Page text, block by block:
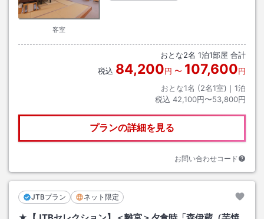
客室
おとな2名 1泊1部屋 合計
税込 84,200円 〜 107,600円
おとな1名 (2名1室)｜ 1泊
税込 42,100円〜53,800円
プランの詳細を見る
お問い合わせコード
JTBプラン ネット限定